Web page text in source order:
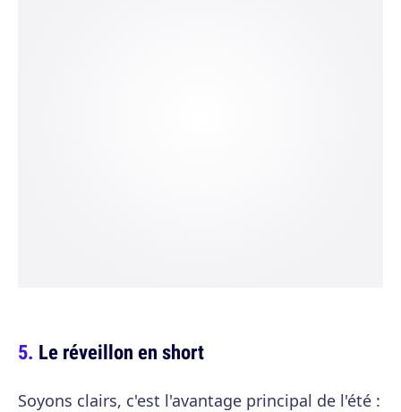
Le réveillon en short
Soyons clairs, c'est l'avantage principal de l'été :